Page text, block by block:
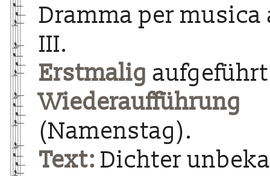
Dramma per
III.
Erstmalig
Wiederaufführung
(Namenstag).
Text: Dichter